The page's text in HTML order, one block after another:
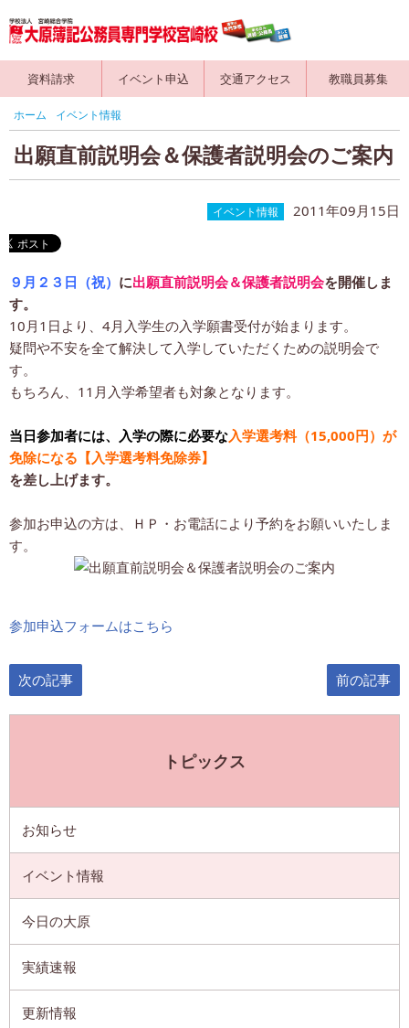
資料請求 イベント申込 交通アクセス 教職員募集
ホーム イベント情報
出願直前説明会＆保護者説明会のご案内
イベント情報 2011年09月15日
９月２３日（祝） に出願直前説明会＆保護者説明会を開催しま
す。
10月1日より、4月入学生の入学願書受付が始まります。
疑問や不安を全て解決して入学していただくための説明会で
す。
もちろん、11月入学希望者も対象となります。
当日参加者には、入学の際に必要な入学選考料（15,000円）が
免除になる【入学選考料免除券】
を差し上げます。
参加お申込の方は、ＨＰ・お電話により予約をお願いいたしま
す。
参加申込フォームはこちら
次の記事 前の記事
トピックス
お知らせ
イベント情報
今日の大原
実績速報
更新情報